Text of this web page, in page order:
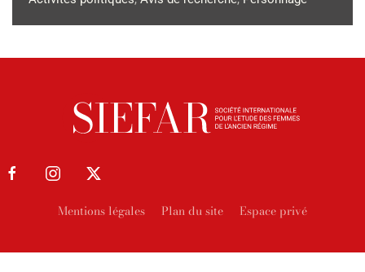
Mentions légales Plan du site Espace privé